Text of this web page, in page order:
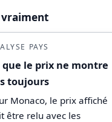
vraiment
PAYS
que le prix ne montre
toujours
Monaco, le prix affiché
être relu avec les